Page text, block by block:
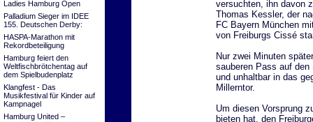
Ladies Hamburg Open
Palladium Sieger im IDEE
155. Deutschen Derby:
HASPA-Marathon mit
Rekordbeteiligung
Hamburg feiert den
Weltfischbrötchentag auf
dem Spielbudenplatz
Klangfest - Das
Musikfestival für Kinder auf
Kampnagel
Hamburg United –
versuchten, ihn davon
Thomas Kessler, der
FC Bayern München
von Freiburgs Cissé
Nur zwei Minuten
sauberen Pass auf
und unhaltbar in das
Millerntor.
Um diesen Vorsprung
bieten hat, den